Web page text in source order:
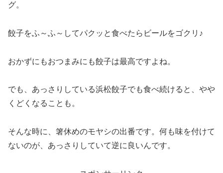
グ。
餃子をふ～ふ～してパクッと食べたらビールをゴクリ♪
おかずにもおつまみにも餃子は最高ですよね。
でも、あっさりしている浜松餃子でも食べ続けると、やや
くどくなることも。
そんな時に、箸休めのモヤシの出番です。何も味を付けて
ないのが、あっさりしていて逆に良いんです。